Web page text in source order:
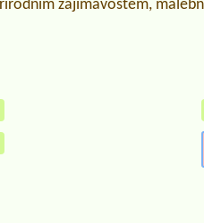
zajímavostem,